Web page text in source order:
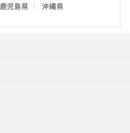
鹿児島県 沖縄県